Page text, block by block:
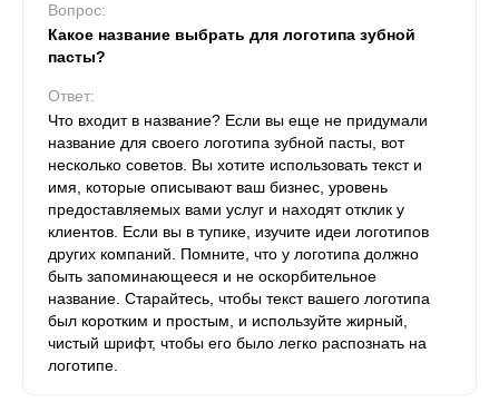
Вопрос:
Какое название выбрать для логотипа зубной
пасты?
Ответ:
Что входит в название? Если вы еще не придумали
название для своего логотипа зубной пасты, вот
несколько советов. Вы хотите использовать текст и
имя, которые описывают ваш бизнес, уровень
предоставляемых вами услуг и находят отклик у
клиентов. Если вы в тупике, изучите идеи логотипов
других компаний. Помните, что у логотипа должно
быть запоминающееся и не оскорбительное
название. Старайтесь, чтобы текст вашего логотипа
был коротким и простым, и используйте жирный,
чистый шрифт, чтобы его было легко распознать на
логотипе.